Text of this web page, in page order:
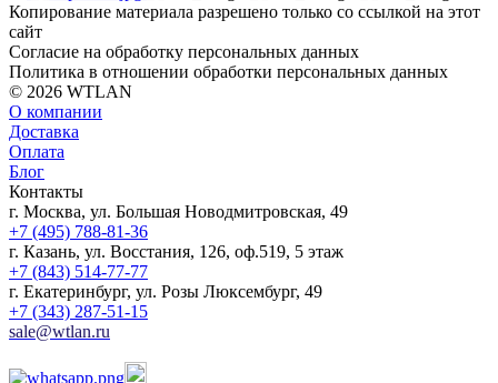
Копирование материала разрешено только со ссылкой на этот
сайт
Согласие на обработку персональных данных
Политика в отношении обработки персональных данных
© 2026 WTLAN
О компании
Доставка
Оплата
Блог
Контакты
г. Москва, ул. Большая Новодмитровская, 49
+7 (495) 788-81-36
г. Казань, ул. Восстания, 126, оф.519, 5 этаж
+7 (843) 514-77-77
г. Екатеринбург, ул. Розы Люксембург, 49
+7 (343) 287-51-15
sale@wtlan.ru